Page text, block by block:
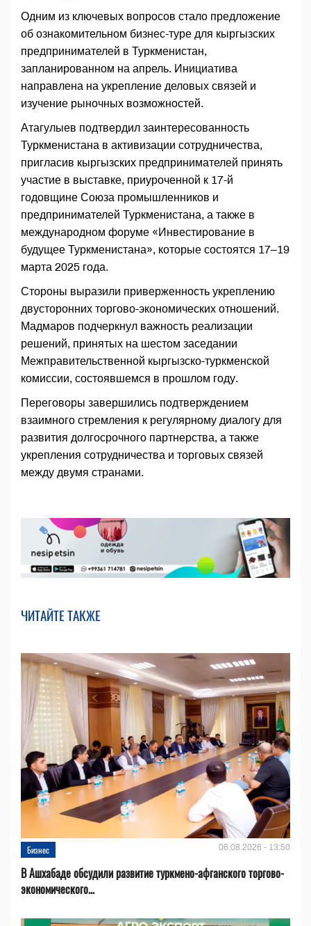
Одним из ключевых вопросов стало предложение
об ознакомительном бизнес-туре для кыргызских
предпринимателей в Туркменистан,
запланированном на апрель. Инициатива
направлена на укрепление деловых связей и
изучение рыночных возможностей.
Атагулыев подтвердил заинтересованность
Туркменистана в активизации сотрудничества,
пригласив кыргызских предпринимателей принять
участие в выставке, приуроченной к 17-й
годовщине Союза промышленников и
предпринимателей Туркменистана, а также в
международном форуме «Инвестирование в
будущее Туркменистана», которые состоятся 17–19
марта 2025 года.
Стороны выразили приверженность укреплению
двусторонних торгово-экономических отношений.
Мадмаров подчеркнул важность реализации
решений, принятых на шестом заседании
Межправительственной кыргызско-туркменской
комиссии, состоявшемся в прошлом году.
Переговоры завершились подтверждением
взаимного стремления к регулярному диалогу для
развития долгосрочного партнерства, а также
укрепления сотрудничества и торговых связей
между двумя странами.
ЧИТАЙТЕ ТАКЖЕ
Бизнес 06.08.2026 - 13:50
В Ашхабаде обсудили развитие туркмено-афганского торгово-
экономического...